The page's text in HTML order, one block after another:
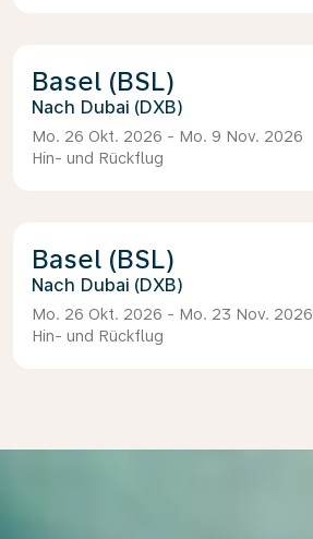
Basel (BSL)
Dubai (DXB)
Mo. 26 Okt. 2026 - Mo. 9 Nov. 2026
Hin- und Rückflug
Basel (BSL)
Dubai (DXB)
Mo. 26 Okt. 2026 - Mo. 23 Nov. 2026
Hin- und Rückflug